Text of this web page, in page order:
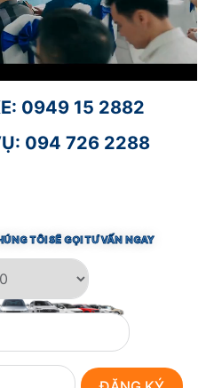
0949 15 2882
094 726 2288
TÔI SẼ GỌI TƯ VẤN NGAY​